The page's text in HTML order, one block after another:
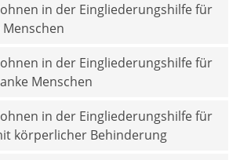
in der Eingliederungshilfe für
in der Eingliederungshilfe für
Menschen
in der Eingliederungshilfe für
körperlicher Behinderung